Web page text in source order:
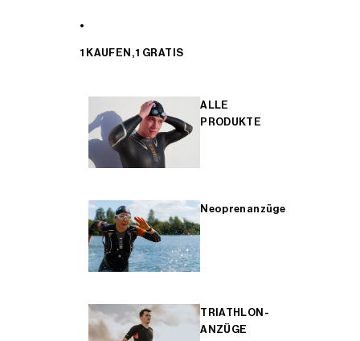
1 KAUFEN, 1 GRATIS
ALLE
PRODUKTE
Neoprenanzüge
TRIATHLON-
ANZÜGE